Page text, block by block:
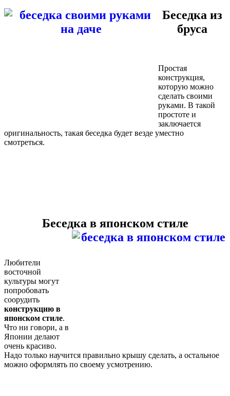
Беседка из
бруса
Простая
конструкция,
которую можно
сделать своими
руками. В такой
простоте и
заключается
оригинальность, такая беседка будет везде уместно
смотреться.
Беседка в японском стиле
Любители
восточной
культуры могут
попробовать
соорудить
конструкцию в
японском стиле.
Что ни говори, а в
Японии делают
очень красиво.
Надо только научится правильно крышу сделать, а остальное
можно оформлять по своему усмотрению.